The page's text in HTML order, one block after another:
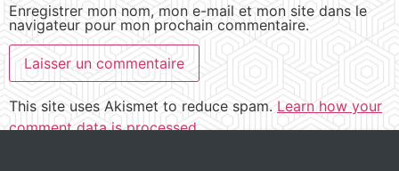
Enregistrer mon nom, mon e-mail et mon site dans le
navigateur pour mon prochain commentaire.
This site uses Akismet to reduce spam. Learn how your
comment data is processed.